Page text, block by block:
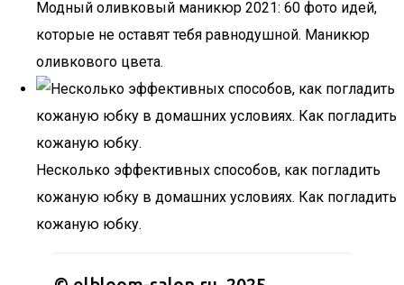
Модный оливковый маникюр 2021: 60 фото идей,
которые не оставят тебя равнодушной. Маникюр
оливкового цвета.
Несколько эффективных способов, как погладить
кожаную юбку в домашних условиях. Как погладить
кожаную юбку.